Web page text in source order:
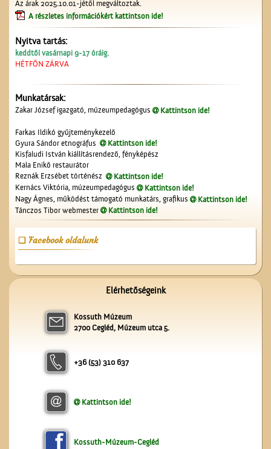
Kereszt a Seregélyesben
A Czeglédi Katolikus Kör
székháza
Üzenet a harctérre
A Nagytemplom
Az árak 2025.10.01-jétől megváltoztak.
A részletes információkért kattintson ide!
Nyitva tartás:
keddtől vasárnapi 9-17 óráig.
HÉTFŐN ZÁRVA
Munkatársak:
Zakar József igazgató, múzeumpedagógus Kattintson ide!
Farkas Ildikó gyűjteménykezelő
Gyura Sándor etnográfus
Kattintson ide!
Kisfaludi István kiállításrendező, fényképész
Mala Enikő restaurátor
Reznák Erzsébet történész
Kattintson ide!
Kernács Viktória, múzeumpedagógus
Kattintson ide!
Nagy Ágnes, működést támogató munkatárs, grafikus
Kattintson ide!
Tánczos Tibor webmester
Kattintson ide!
Facebook oldalunk
Elérhetőségeink
Kossuth Múzeum
2700 Cegléd, Múzeum utca 5.
+36 (53) 310 637
Kattintson ide!
Kossuth-Múzeum-Cegléd